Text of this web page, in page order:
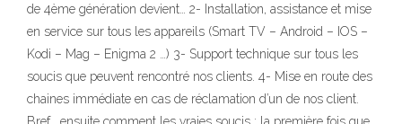
de 4ème génération devient… 2- Installation, assistance et mise
en service sur tous les appareils (Smart TV – Android – IOS –
Kodi – Mag – Enigma 2 …) 3- Support technique sur tous les
soucis que peuvent rencontré nos clients. 4- Mise en route des
chaines immédiate en cas de réclamation d’un de nos client.